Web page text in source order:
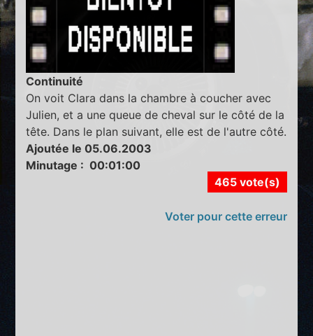
Continuité
On voit Clara dans la chambre à coucher avec
Julien, et a une queue de cheval sur le côté de la
tête. Dans le plan suivant, elle est de l'autre côté.
Ajoutée le 05.06.2003
Minutage : 00:01:00
465 vote(s)
Voter pour cette erreur